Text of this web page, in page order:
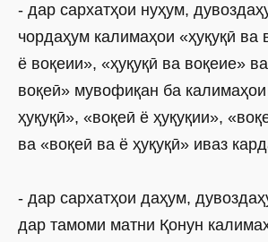
- дар сархатҳои нуҳум,
чордаҳум калимаҳои «ҳуқуқӣ ва
ё воқеии», «ҳуқуқӣ ва воқеие»
воқеӣ» мувофиқан ба
ҳуқуқӣ», «воқеӣ ё ҳуқуқии»,
ва «воқеӣ ва ё ҳуқуқӣ» иваз
- дар сархатҳои даҳум,
дар тамоми матни Қонун